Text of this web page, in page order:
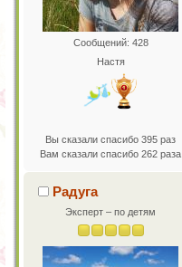
Сообщений: 428
Настя
Вы сказали спасибо 395 раз
Вам сказали спасибо 262 раза
Радуга
Эксперт – по детям